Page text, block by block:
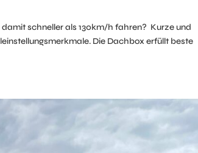
schneller als 130km/h fahren? Kurze und
Die Dachbox erfüllt beste